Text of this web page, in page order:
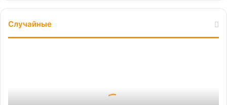
Случайные